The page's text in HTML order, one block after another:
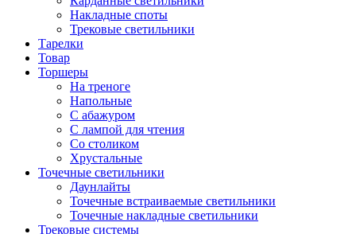
Накладные споты
Трековые светильники
Тарелки
Товар
Торшеры
На треноге
Напольные
С абажуром
С лампой для чтения
Со столиком
Хрустальные
Точечные светильники
Даунлайты
Точечные встраиваемые светильники
Точечные накладные светильники
Трековые системы